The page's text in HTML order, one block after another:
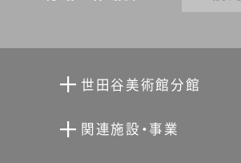
世田谷美術館分館
向井潤吉アトリエ館
関連施設・事業